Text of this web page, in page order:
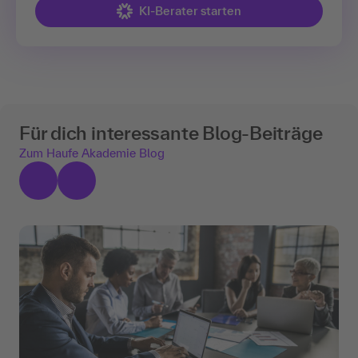
KI-Berater starten
Für dich interessante Blog-Beiträge
Zum Haufe Akademie Blog